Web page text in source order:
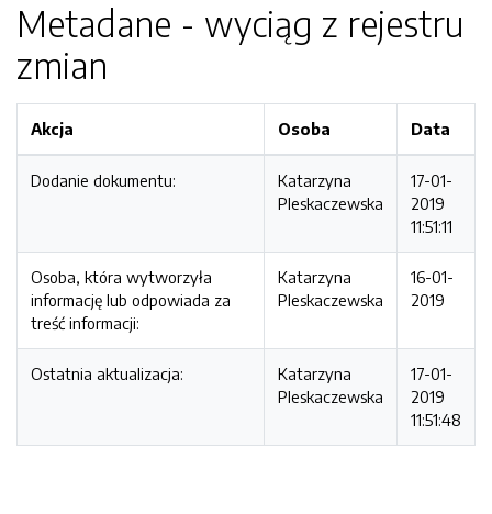
Metadane - wyciąg z rejestru
zmian
Akcja Osoba Data
Dodanie dokumentu:
Katarzyna
Pleskaczewska
17-01-
2019
11:51:11
Osoba, która wytworzyła
informację lub odpowiada za
treść informacji:
Katarzyna
Pleskaczewska
16-01-
2019
Ostatnia aktualizacja:
Katarzyna
Pleskaczewska
17-01-
2019
11:51:48